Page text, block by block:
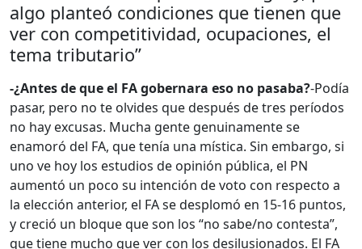
algo planteó condiciones que tienen que
ver con competitividad, ocupaciones, el
tema tributario”
-¿Antes de que el FA gobernara eso no pasaba?-Podía
pasar, pero no te olvides que después de tres períodos
no hay excusas. Mucha gente genuinamente se
enamoró del FA, que tenía una mística. Sin embargo, si
uno ve hoy los estudios de opinión pública, el PN
aumentó un poco su intención de voto con respecto a
la elección anterior, el FA se desplomó en 15-16 puntos,
y creció un bloque que son los “no sabe/no contesta”,
que tiene mucho que ver con los desilusionados. El FA